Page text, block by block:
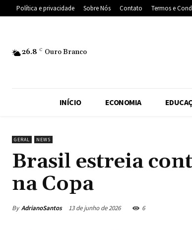
Política e privacidade Sobre Nós Contato Termos e
26.8 C Ouro Branco
INÍCIO ECONOMIA
GERAL NEWS
Brasil estreia
na Copa
By AdrianoSantos 13 de junho de 2026 6